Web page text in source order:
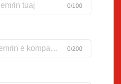
0/100
0/200